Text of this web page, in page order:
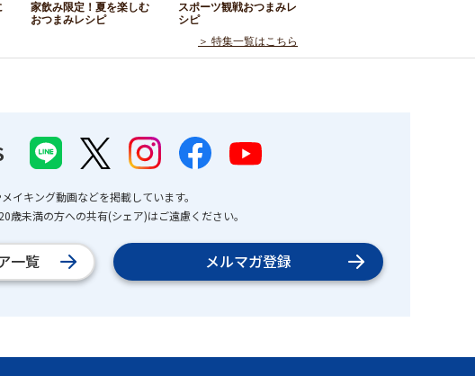
家飲み限定！夏を楽しむ
おつまみレシピ
スポーツ観戦おつまみレ
シピ
＞ 特集一覧はこちら
イキング動画などを掲載しています。
未満の方への共有(シェア)はご遠慮ください。
一覧 メルマガ登録